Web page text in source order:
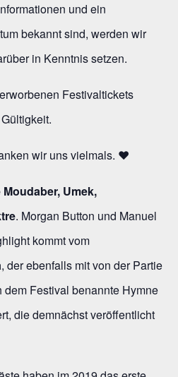
und ein
bekannt sind, werden wir
in Kenntnis setzen.
Festivaltickets
wir uns vielmals. ❤
Umek,
. Morgan Button und Manuel
kommt vom
, der ebenfalls mit von der Partie
Festival benannte Hymne
die demnächst veröffentlicht